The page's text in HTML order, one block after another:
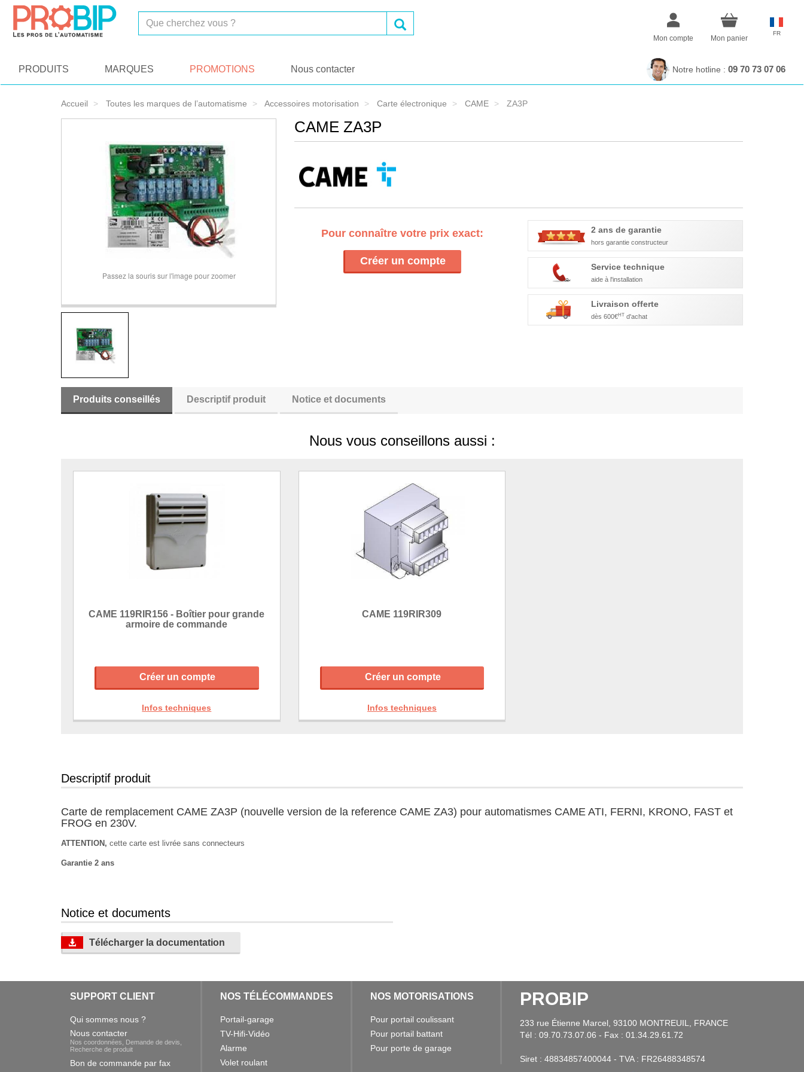
Mon compte Mon panier
FR
PRODUITS MARQUES PROMOTIONS Nous contacter Notre hotline : 09 70 73 07 06
Accueil Toutes les marques de l’automatisme Accessoires motorisation Carte électronique CAME ZA3P
CAME ZA3P
Passez la souris sur l'image pour zoomer
Pour connaître votre prix exact:
Créer un compte
2 ans de garantie
hors garantie constructeur
Service technique
aide à l'installation
Livraison offerte
dès 600€HT d'achat
Produits conseillés Descriptif produit Notice et documents
Nous vous conseillons aussi :
CAME 119RIR156 - Boîtier pour grande
armoire de commande
Créer un compte
Infos techniques
CAME 119RIR309
Créer un compte
Infos techniques
Descriptif produit
Carte de remplacement CAME ZA3P (nouvelle version de la reference CAME ZA3) pour automatismes CAME ATI, FERNI, KRONO, FAST et
FROG en 230V.
ATTENTION, cette carte est livrée sans connecteurs
Garantie 2 ans
Notice et documents
Télécharger la documentation
SUPPORT CLIENT
Qui sommes nous ?
Nous contacter
Nos coordonnées, Demande de devis,
Recherche de produit
Bon de commande par fax
NOS TÉLÉCOMMANDES
Portail-garage
TV-Hifi-Vidéo
Alarme
Volet roulant
NOS MOTORISATIONS
Pour portail coulissant
Pour portail battant
Pour porte de garage
PROBIP
233 rue Étienne Marcel, 93100 MONTREUIL, FRANCE
Tél : 09.70.73.07.06 - Fax : 01.34.29.61.72
Siret : 48834857400044 - TVA : FR26488348574
On vous présente nos cookies !